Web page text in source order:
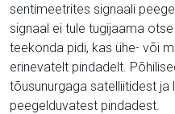
sentimeetrites signaali
signaal ei tule tugijaama
teekonda pidi, kas ühe- või
erinevatelt pindadelt.
tõusunurgaga satelliitidest ja
peegelduvatest pindadest.